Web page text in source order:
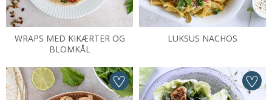
WRAPS MED KIKÆRTER OG
BLOMKÅL
LUKSUS NACHOS